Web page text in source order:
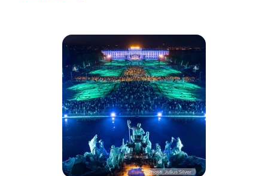
Photo: Julius Silver